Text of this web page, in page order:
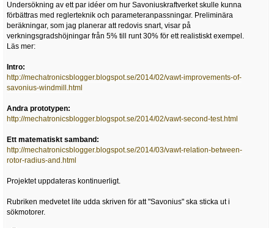
Undersökning av ett par idéer om hur Savoniuskraftverket skulle kunna
förbättras med reglerteknik och parameteranpassningar. Preliminära
beräkningar, som jag planerar att redovis snart, visar på
verkningsgradshöjningar från 5% till runt 30% för ett realistiskt exempel.
Läs mer:
Intro:
http://mechatronicsblogger.blogspot.se/2014/02/vawt-improvements-of-
savonius-windmill.html
Andra prototypen:
http://mechatronicsblogger.blogspot.se/2014/02/vawt-second-test.html
Ett matematiskt samband:
http://mechatronicsblogger.blogspot.se/2014/03/vawt-relation-between-
rotor-radius-and.html
Projektet uppdateras kontinuerligt.
Rubriken medvetet lite udda skriven för att "Savonius" ska sticka ut i
sökmotorer.